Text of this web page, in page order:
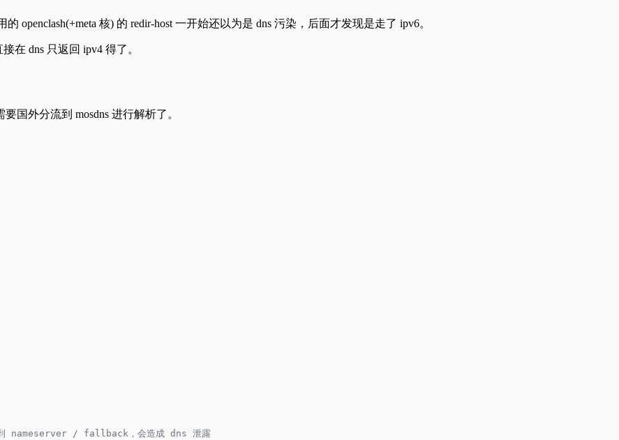
openclash(+meta 核) 的 redir-host 一开始还以为是 dns 污染，后面才发现是走了 ipv6。
在 dns 只返回 ipv4 得了。
国外分流到 mosdns 进行解析了。
nameserver / fallback，会造成 dns 泄露